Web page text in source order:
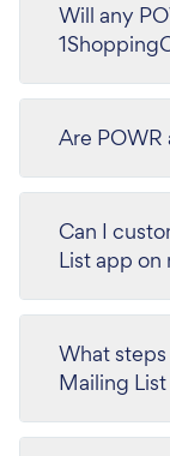
Will any
Are
Can I
List app on
What
Mailing